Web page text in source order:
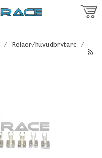
/ Reläer/huvudbrytare /